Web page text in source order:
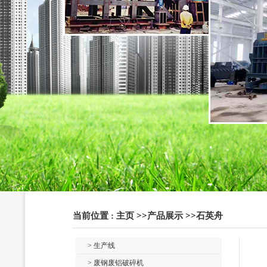
当前位置 : 主页 >>产品展示 >>石英舟
> 生产线
> 废钢废铝破碎机